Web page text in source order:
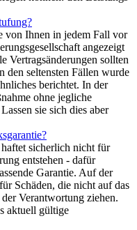
von Ihnen in jedem Fall vor
angezeigt
Vertragsänderungen sollten
den seltensten Fällen wurde
berichtet. In der
ohne jegliche
sie sich dies aber
sicherlich nicht für
entstehen - dafür
Garantie. Auf der
Schäden, die nicht auf das
Verantwortung ziehen.
aktuell gültige